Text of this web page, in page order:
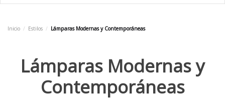
Inicio Estilos Lámparas Modernas y Contemporáneas
Lámparas Modernas y
Contemporáneas